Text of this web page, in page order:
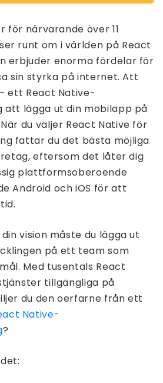
för närvarande över 11
runt om i världen på React
erbjuder enorma fördelar för
sin styrka på internet. Att
ett React Native-
att lägga ut din mobilapp på
du väljer React Native för
fattar du det bästa möjliga
eftersom det låter dig
plattformsoberoende
Android och iOS för att
vision måste du lägga ut
på ett team som
Med tusentals React
tillgängliga på
du den oerfarne från ett
Native-
?